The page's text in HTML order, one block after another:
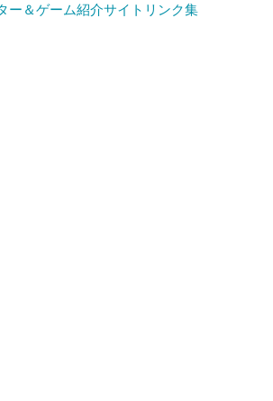
ー＆ゲーム紹介サイトリンク集